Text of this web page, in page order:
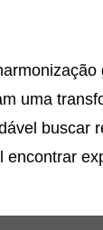
uma
buscar